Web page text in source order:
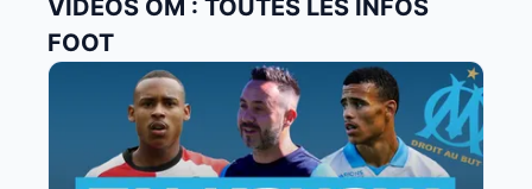
VIDÉOS OM : TOUTES LES INFOS
FOOT